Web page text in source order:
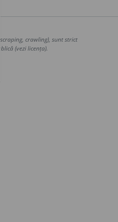
crawling), sunt strict
(vezi licența).